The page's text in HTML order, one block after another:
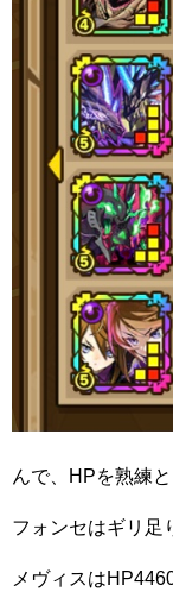
んで、HPを熟練
フォンセはギリ足
メヴィスは